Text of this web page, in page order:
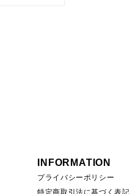
INFORMATION
プライバシーポリシー
特定商取引法に基づく表記